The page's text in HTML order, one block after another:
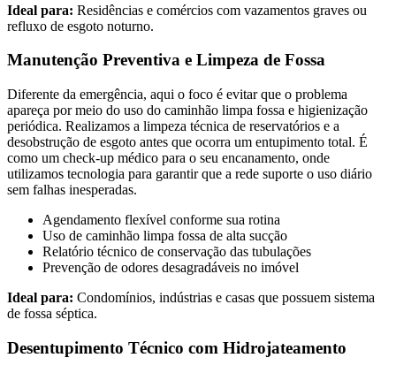
Ideal para: Residências e comércios com vazamentos graves ou
refluxo de esgoto noturno.
Manutenção Preventiva e Limpeza de Fossa
Diferente da emergência, aqui o foco é evitar que o problema
apareça por meio do uso do caminhão limpa fossa e higienização
periódica. Realizamos a limpeza técnica de reservatórios e a
desobstrução de esgoto antes que ocorra um entupimento total. É
como um check-up médico para o seu encanamento, onde
utilizamos tecnologia para garantir que a rede suporte o uso diário
sem falhas inesperadas.
Agendamento flexível conforme sua rotina
Uso de caminhão limpa fossa de alta sucção
Relatório técnico de conservação das tubulações
Prevenção de odores desagradáveis no imóvel
Ideal para: Condomínios, indústrias e casas que possuem sistema
de fossa séptica.
Desentupimento Técnico com Hidrojateamento